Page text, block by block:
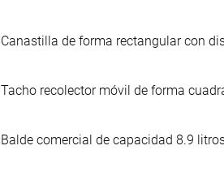
Canastilla de forma rectangular con
Tacho recolector móvil de forma
Balde comercial de capacidad 8.9